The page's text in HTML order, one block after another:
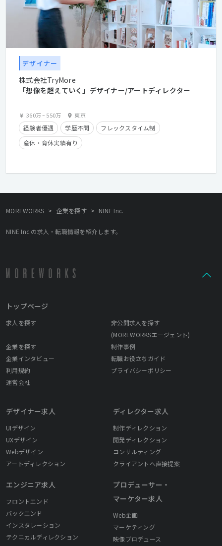
デザイナー
株式会社TryMore
「想像を超えていく」デザイナー/アートディレクター
360万~550万 東京
経験者優遇 学歴不問
フレックスタイム制
産休・育休実績有り
MOREWORKS > 企業を探す > NINE Inc.
NINE Inc.の求人・転職情報を紹介します。
トップページ
求人を探す
非公開求人を探す
(MOREWORKSエージェント)
企業を探す
制作事例
企業インタビュー
転職お役立ちガイド
利用規約
プライバシーポリシー
運営会社
デザイナー求人
UIデザイン
UXデザイン
Webデザイン
アートディレクション
エンジニア求人
フロントエンド
バックエンド
インスタレーション
テクニカルディレクション
ディレクター求人
制作ディレクション
開発ディレクション
コンサルティング
クライアントへ直接提案
プロデューサー・
マーケター求人
Web企画
マーケティング
映像プロデュース